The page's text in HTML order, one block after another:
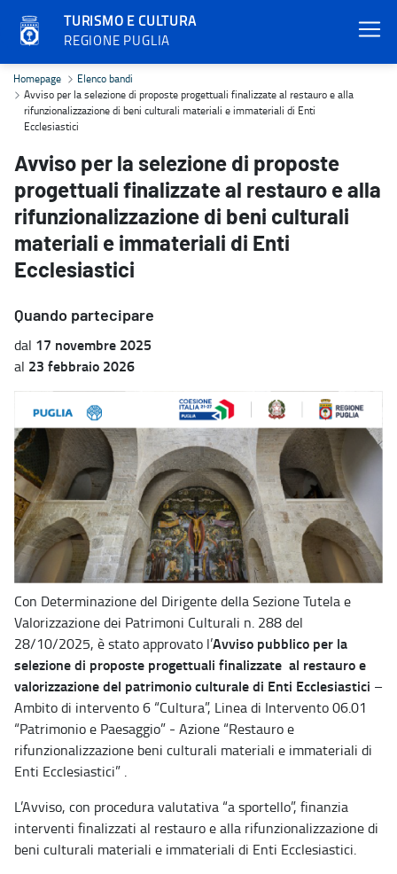
TURISMO E CULTURA
REGIONE PUGLIA
Avviso per la selezione di proposte progettuali finalizzate al
Homepage
Elenco bandi
Avviso per la selezione di proposte progettuali finalizzate al restauro e alla
rifunzionalizzazione di beni culturali materiali e immateriali di Enti
Ecclesiastici
Avviso per la selezione di proposte
progettuali finalizzate al restauro e alla
rifunzionalizzazione di beni culturali
materiali e immateriali di Enti
Ecclesiastici
Quando partecipare
dal 17 novembre 2025
al 23 febbraio 2026
Con Determinazione del Dirigente della Sezione Tutela e
Valorizzazione dei Patrimoni Culturali n. 288 del
28/10/2025, è stato approvato l’Avviso pubblico per la
selezione di proposte progettuali finalizzate al restauro e
valorizzazione del patrimonio culturale di Enti Ecclesiastici –
Ambito di intervento 6 “Cultura”, Linea di Intervento 06.01
“Patrimonio e Paesaggio” - Azione “Restauro e
rifunzionalizzazione beni culturali materiali e immateriali di
Enti Ecclesiastici” .
L’Avviso, con procedura valutativa “a sportello”, finanzia
interventi finalizzati al restauro e alla rifunzionalizzazione di
beni culturali materiali e immateriali di Enti Ecclesiastici.